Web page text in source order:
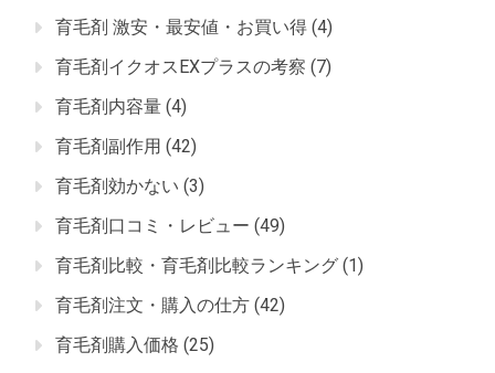
育毛剤 激安・最安値・お買い得 (4)
育毛剤イクオスEXプラスの考察 (7)
育毛剤内容量 (4)
育毛剤副作用 (42)
育毛剤効かない (3)
育毛剤口コミ・レビュー (49)
育毛剤比較・育毛剤比較ランキング (1)
育毛剤注文・購入の仕方 (42)
育毛剤購入価格 (25)